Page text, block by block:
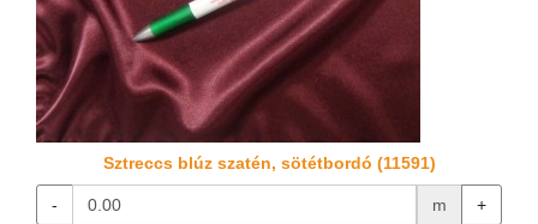
Sztreccs blúz szatén, sötétbordó (11591)
- m +